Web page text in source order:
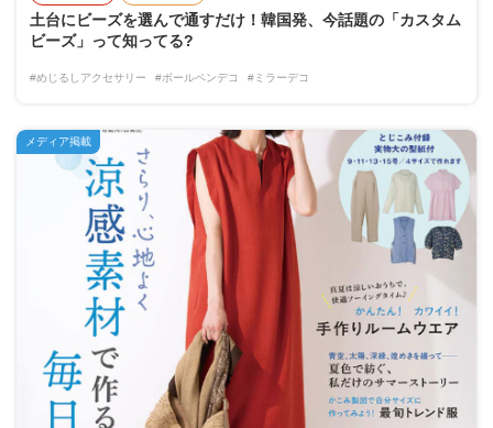
土台にビーズを選んで通すだけ！韓国発、今話題の「カスタム
ビーズ」って知ってる?
#めじるしアクセサリー #ボールペンデコ #ミラーデコ
メディア掲載